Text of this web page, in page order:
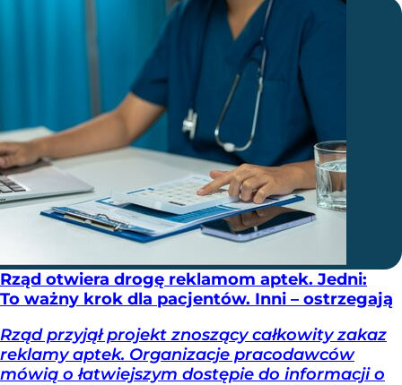
Rząd otwiera drogę reklamom aptek. Jedni:
To ważny krok dla pacjentów. Inni – ostrzegają
Rząd przyjął projekt znoszący całkowity zakaz
reklamy aptek. Organizacje pracodawców
mówią o łatwiejszym dostępie do informacji o